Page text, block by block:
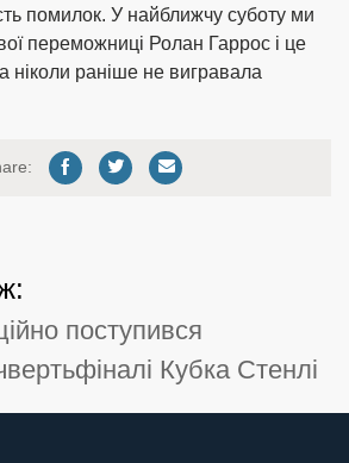
помилок. У найближчу суботу ми
переможниці Ролан Гаррос і це
ніколи раніше не вигравала
поступився
Кубка Стенлі